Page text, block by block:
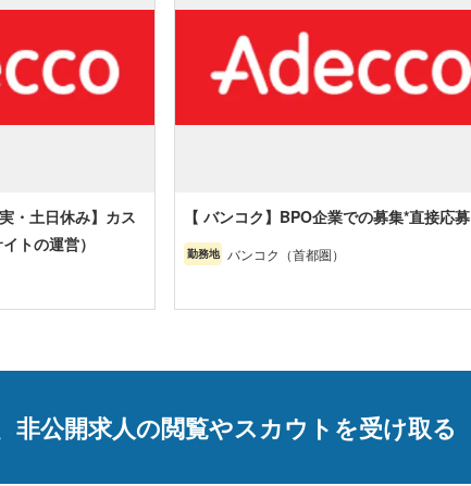
・土日休み】カス
トの運営）
【 バンコク】BPO企業での募集*直接応募
勤務地 バンコク（首都圏）
非公開求人の閲覧やスカウトを受け取る